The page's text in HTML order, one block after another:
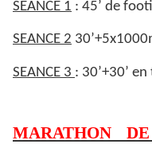
SEANCE 1 : 45’ de
SEANCE 2
SEANCE 3 : 30’+30’
MARATHON